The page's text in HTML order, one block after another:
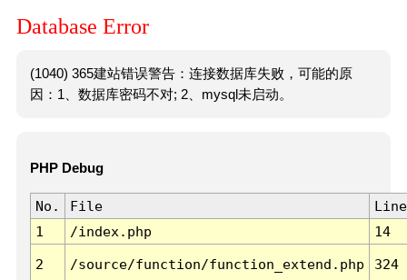
Database Error
(1040) 365建站错误警告：连接数据库失败，可能的原
因：1、数据库密码不对; 2、mysql未启动。
PHP Debug
No. File
Line
1
/index.php 14
2 /source/function/function_extend.php 324